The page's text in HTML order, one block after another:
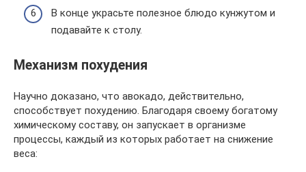
В конце украсьте полезное блюдо кунжутом и
подавайте к столу.
Механизм похудения
Научно доказано, что авокадо, действительно,
способствует похудению. Благодаря своему богатому
химическому составу, он запускает в организме
процессы, каждый из которых работает на снижение
веса: